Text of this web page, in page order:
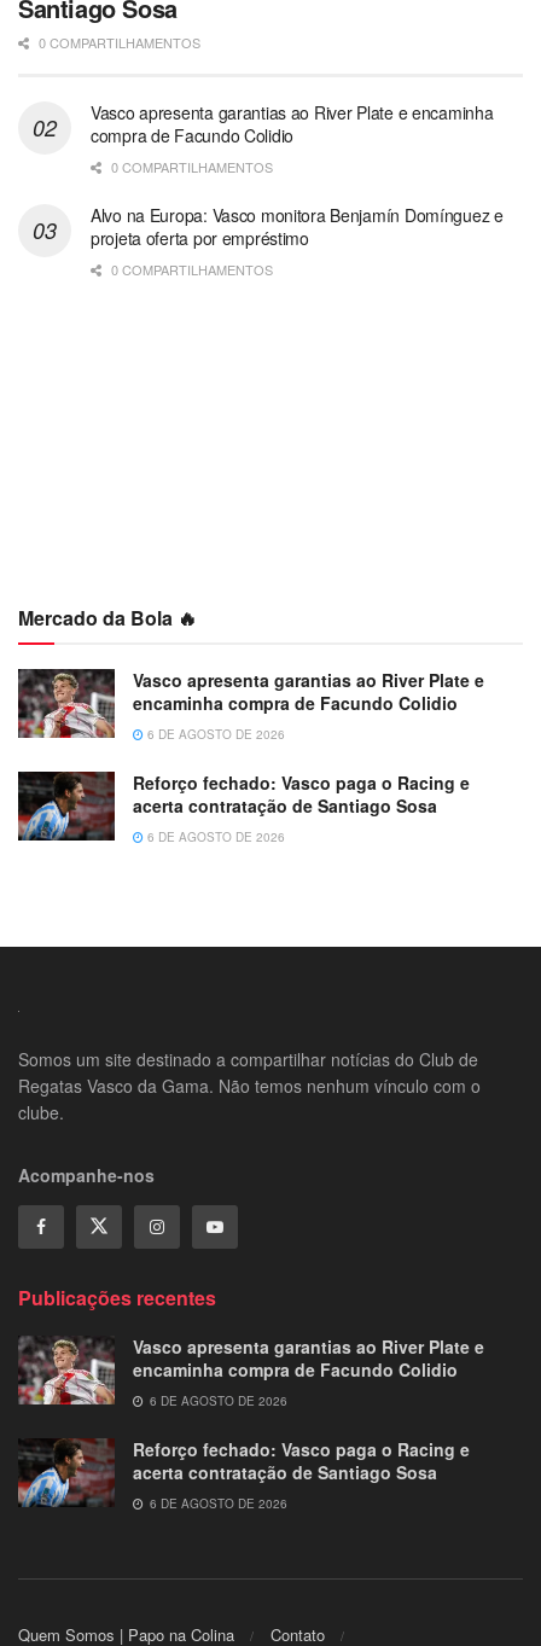
Santiago Sosa
0 COMPARTILHAMENTOS
Vasco apresenta garantias ao River Plate e encaminha
compra de Facundo Colidio
0 COMPARTILHAMENTOS
Alvo na Europa: Vasco monitora Benjamín Domínguez e
projeta oferta por empréstimo
0 COMPARTILHAMENTOS
Mercado da Bola 🔥
Vasco apresenta garantias ao River Plate e
encaminha compra de Facundo Colidio
6 DE AGOSTO DE 2026
Reforço fechado: Vasco paga o Racing e
acerta contratação de Santiago Sosa
6 DE AGOSTO DE 2026
Somos um site destinado a compartilhar notícias do Club de
Regatas Vasco da Gama. Não temos nenhum vínculo com o
clube.
Acompanhe-nos
Publicações recentes
Vasco apresenta garantias ao River Plate e
encaminha compra de Facundo Colidio
6 DE AGOSTO DE 2026
Reforço fechado: Vasco paga o Racing e
acerta contratação de Santiago Sosa
6 DE AGOSTO DE 2026
Quem Somos | Papo na Colina Contato